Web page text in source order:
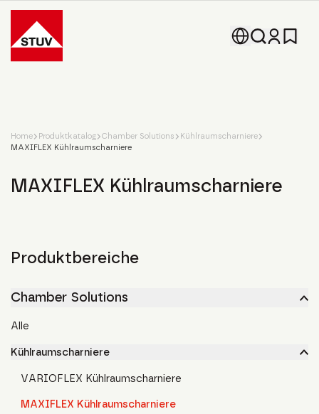
Go To the Homepage
Home Produktkatalog Chamber Solutions
Kühlraumscharniere
MAXIFLEX Kühlraumscharniere
MAXIFLEX Kühlraumscharniere
Produktbereiche
Chamber Solutions
Alle
Kühlraumscharniere
VARIOFLEX Kühlraumscharniere
MAXIFLEX Kühlraumscharniere